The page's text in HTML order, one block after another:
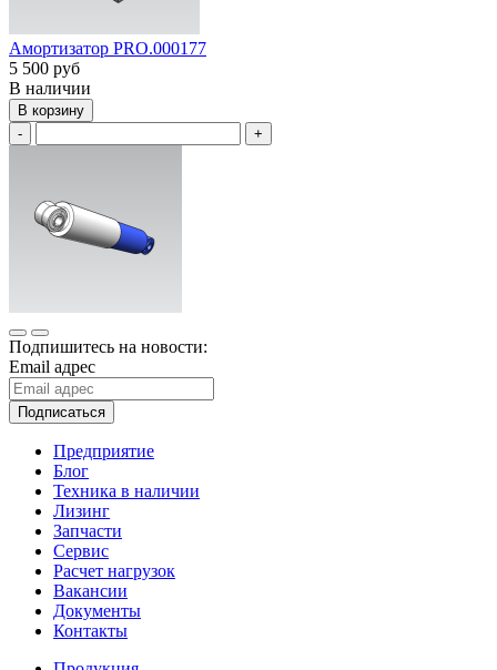
Амортизатор PRO.000177
5 500 руб
В наличии
В корзину
-
+
Подпишитесь на новости:
Email адрес
Подписаться
Предприятие
Блог
Техника в наличии
Лизинг
Запчасти
Сервис
Расчет нагрузок
Вакансии
Документы
Контакты